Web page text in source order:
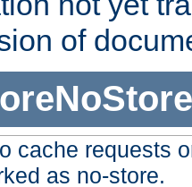
of
cache requests
as no-store.